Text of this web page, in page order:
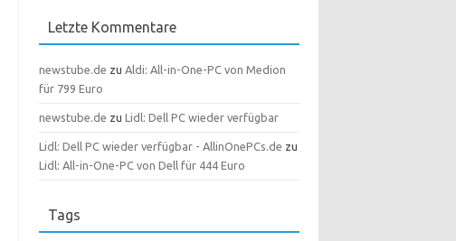
Letzte Kommentare
newstube.de zu Aldi: All-in-One-PC von Medion
für 799 Euro
newstube.de zu Lidl: Dell PC wieder verfügbar
Lidl: Dell PC wieder verfügbar - AllinOnePCs.de zu
Lidl: All-in-One-PC von Dell für 444 Euro
Tags